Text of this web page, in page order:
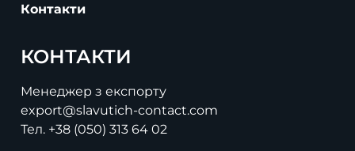
Контакти
КОНТАКТИ
Менеджер з експорту
export@slavutich-contact.com
Тел. +38 (050) 313 64 02